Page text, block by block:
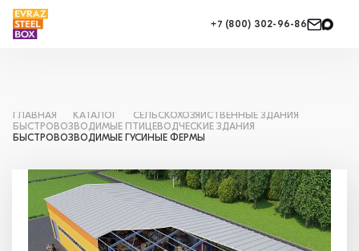
+7 (800) 302-96-86
ГЛАВНАЯ КАТАЛОГ
СЕЛЬСКОХОЗЯЙСТВЕННЫЕ ЗДАНИЯ
БЫСТРОВОЗВОДИМЫЕ ПТИЦЕВОДЧЕСКИЕ ЗДАНИЯ
БЫСТРОВОЗВОДИМЫЕ ГУСИНЫЕ ФЕРМЫ